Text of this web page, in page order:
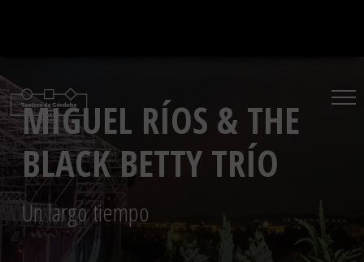
MIGUEL RÍOS & THE
BLACK BETTY TRÍO
Un largo tiempo